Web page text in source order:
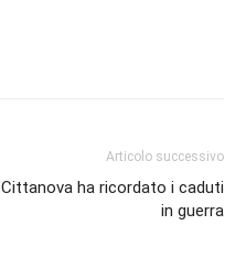
Articolo successivo
Cittanova ha ricordato i caduti
in guerra